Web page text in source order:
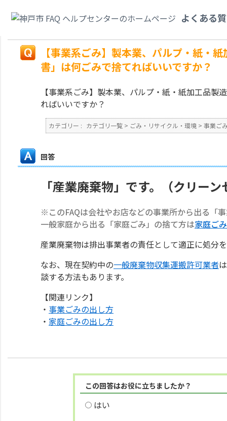
よくある
た「教科書」は何ごみで捨てればいいですか？
【事業系ごみ】製本業、パルプ・紙・
書」は何ごみで捨てればいいですか？
【事業系ごみ】製本業、パルプ・紙・紙加工品
ればいいですか？
カテゴリー : カテゴリ一覧 > ごみ・リサイクル・環境 > 事業ご
回答
「産業廃棄物」です。（クリー
※このFAQは会社やお店などの事業所から出る「
一般家庭から出る「家庭ごみ」の捨て方は家庭ご
産業廃棄物は排出事業者の責任として適正に処分
なお、現在契約中の一般廃棄物収集運搬許可業者
談する方法もあります。
【関連リンク】
・ 事業ごみの出し方
・ 家庭ごみの出し方
この回答はお役に立ちましたか？
はい